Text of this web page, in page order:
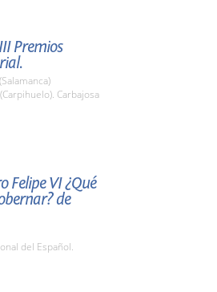
Premios
Carbajosa
Felipe VI ¿Qué
de
del Español.